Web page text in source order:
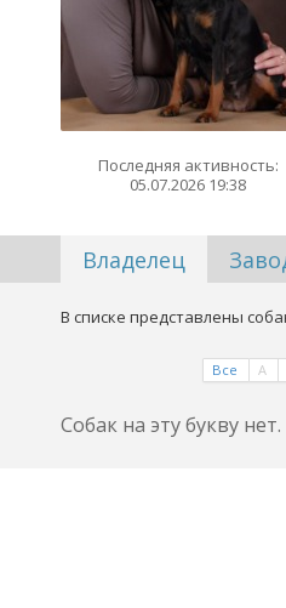
Последняя активность:
05.07.2026 19:38
Владелец
В списке представлены
Все A
Собак на эту букву нет.